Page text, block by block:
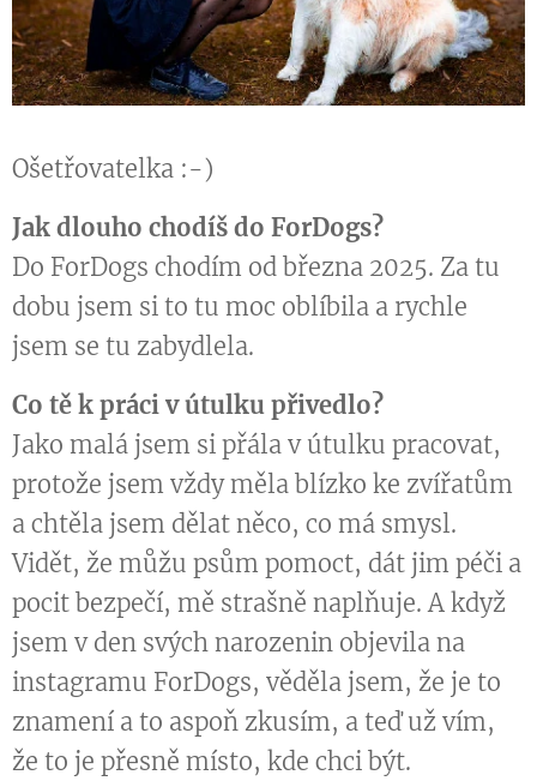
Ošetřovatelka :-)
Jak dlouho chodíš do ForDogs?
Do ForDogs chodím od března 2025. Za tu
dobu jsem si to tu moc oblíbila a rychle
jsem se tu zabydlela.
Co tě k práci v útulku přivedlo?
Jako malá jsem si přála v útulku pracovat,
protože jsem vždy měla blízko ke zvířatům
a chtěla jsem dělat něco, co má smysl.
Vidět, že můžu psům pomoct, dát jim péči a
pocit bezpečí, mě strašně naplňuje. A když
jsem v den svých narozenin objevila na
instagramu ForDogs, věděla jsem, že je to
znamení a to aspoň zkusím, a teď už vím,
že to je přesně místo, kde chci být.